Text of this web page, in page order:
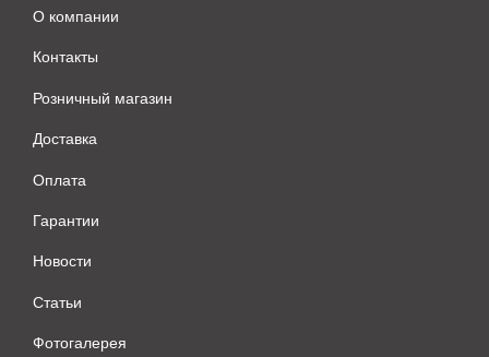
О компании
Контакты
Розничный магазин
Доставка
Оплата
Гарантии
Новости
Статьи
Фотогалерея